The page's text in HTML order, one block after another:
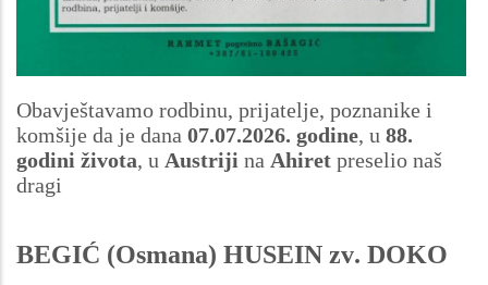
Obavještavamo rodbinu, prijatelje, poznanike i
komšije da je dana 07.07.2026. godine, u 88.
godini života, u Austriji na Ahiret preselio naš
dragi
BEGIĆ (Osmana) HUSEIN zv. DOKO